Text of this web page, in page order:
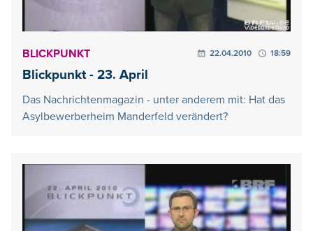
BLICKPUNKT 22.04.2010 18:59
Blickpunkt - 23. April
Das Nachrichtenmagazin - unter anderem mit: Hat das
Asylbewerberheim Manderfeld verändert?